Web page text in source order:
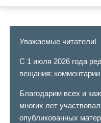
Уважаемые читатели!
С 1 июля 2026 года
вещания:
Благодарим всех и
многих лет
опубликованных